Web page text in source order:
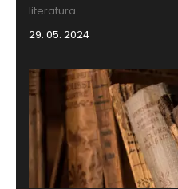
literatura
29. 05. 2024